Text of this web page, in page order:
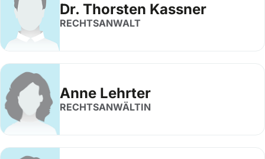
Dr. Thorsten Kassner
RECHTSANWALT
Anne Lehrter
RECHTSANWÄLTIN